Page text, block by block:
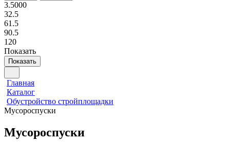
3.5000
32.5
61.5
90.5
120
Показать
Показать
Главная
Каталог
Обустройство стройплощадки
Мусороспуски
Мусороспуски